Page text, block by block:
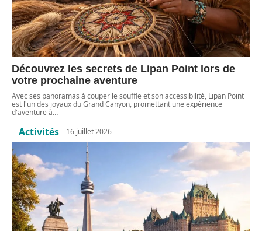
Découvrez les secrets de Lipan Point lors de
votre prochaine aventure
Avec ses panoramas à couper le souffle et son accessibilité, Lipan Point
est l'un des joyaux du Grand Canyon, promettant une expérience
d'aventure à…
Activités 16 juillet 2026